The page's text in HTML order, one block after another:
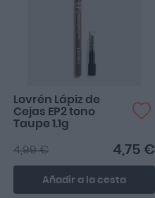
Lovrén Lápiz de
Cejas EP2 tono
Taupe 1.1g
4,75 €
4,99 €
Añadir a la cesta